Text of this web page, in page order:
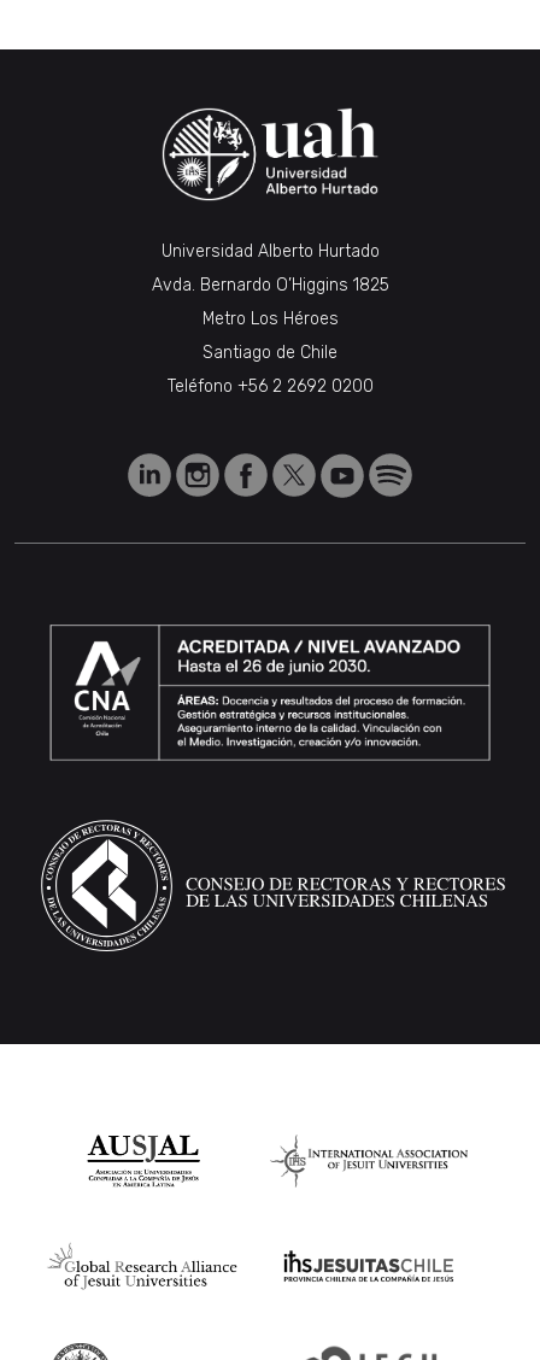
Universidad Alberto Hurtado
Avda. Bernardo O’Higgins 1825
Metro Los Héroes
Santiago de Chile
Teléfono +56 2 2692 0200